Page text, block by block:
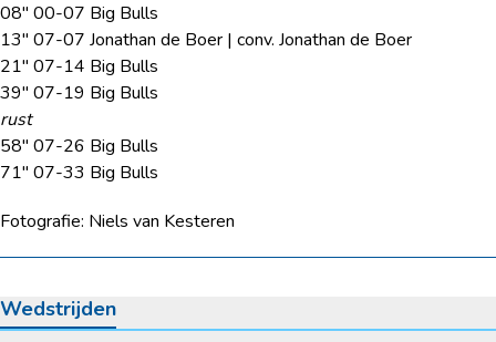
08″ 00-07 Big Bulls
13″ 07-07 Jonathan de Boer | conv. Jonathan de Boer
21″ 07-14 Big Bulls
39″ 07-19 Big Bulls
rust
58″ 07-26 Big Bulls
71″ 07-33 Big Bulls
Fotografie: Niels van Kesteren
Wedstrijden